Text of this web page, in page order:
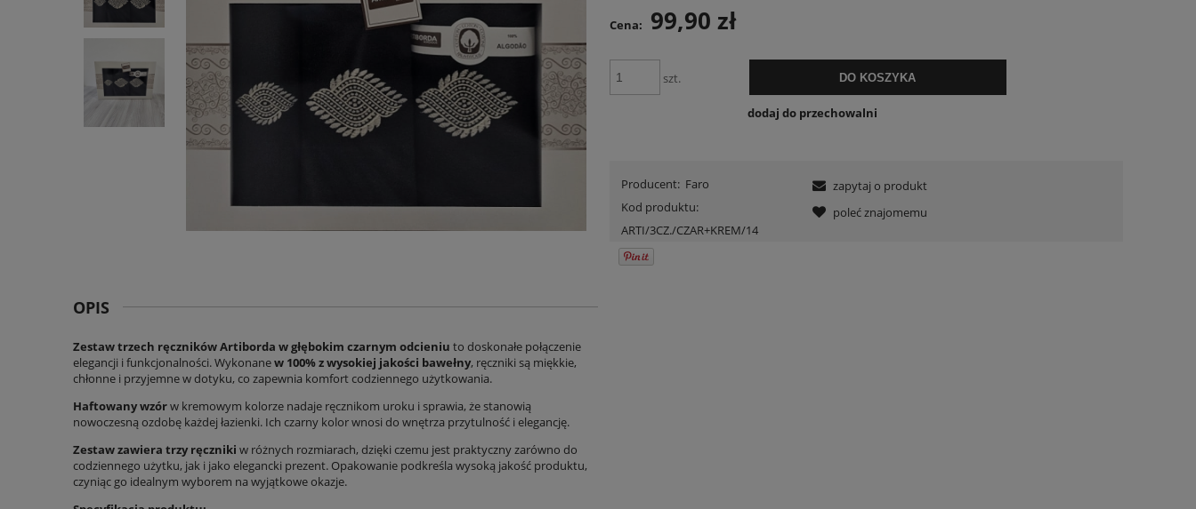
Cena: 99,90 zł
szt. DO KOSZYKA
dodaj do przechowalni
Producent: Faro
Kod produktu:
ARTI/3CZ./CZAR+KREM/14
zapytaj o produkt
poleć znajomemu
OPIS
Zestaw trzech ręczników Artiborda w głębokim czarnym odcieniu to doskonałe połączenie
elegancji i funkcjonalności. Wykonanew 100% z wysokiej jakości bawełny, ręczniki są miękkie,
chłonne i przyjemne w dotyku, co zapewnia komfort codziennego użytkowania.
Haftowany wzórw kremowym kolorze nadaje ręcznikom uroku i sprawia, że stanowią
nowoczesną ozdobę każdej łazienki. Ich czarny kolor wnosi do wnętrza przytulność i elegancję.
Zestaw zawiera trzy ręczniki w różnych rozmiarach, dzięki czemu jest praktyczny zarówno do
codziennego użytku, jak i jako elegancki prezent. Opakowanie podkreśla wysoką jakość produktu,
czyniąc go idealnym wyborem na wyjątkowe okazje.